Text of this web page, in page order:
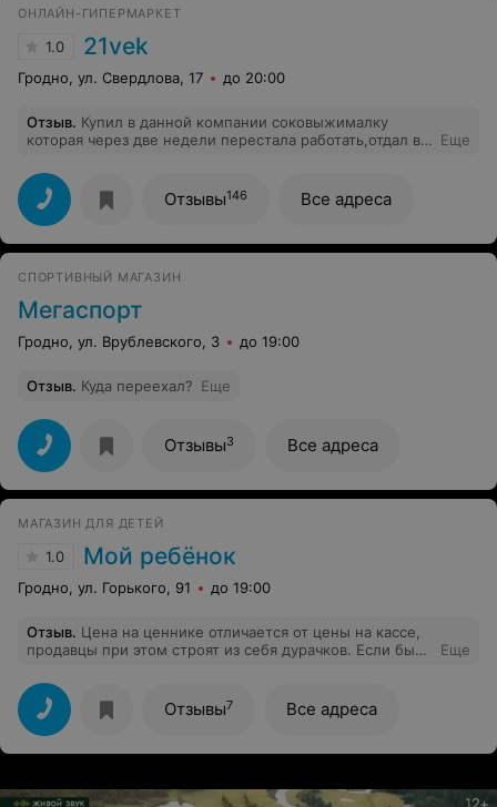
ОНЛАЙН-ГИПЕРМАРКЕТ
1.0 21vek
Гродно, ул. Свердлова, 17 до 20:00
Отзыв. Купил в данной компании соковыжималку
которая через две недели перестала работать,отдал в
ремонтировать,что случай не гарантийный.Жду
обратно, чтобы в суд иск подать.
Еще
Отзывы146 Все адреса
СПОРТИВНЫЙ МАГАЗИН
Мегаспорт
Гродно, ул. Врублевского, 3 до 19:00
Отзыв. Куда переехал? Еще
Отзывы3 Все адреса
МАГАЗИН ДЛЯ ДЕТЕЙ
1.0 Мой ребёнок
Гродно, ул. Горького, 91 до 19:00
Отзыв. Цена на ценнике отличается от цены на кассе,
продавцы при этом строят из себя дурачков. Если было
Магазин в торговом центре " Корона" в Гродно.
Еще
Отзывы7 Все адреса